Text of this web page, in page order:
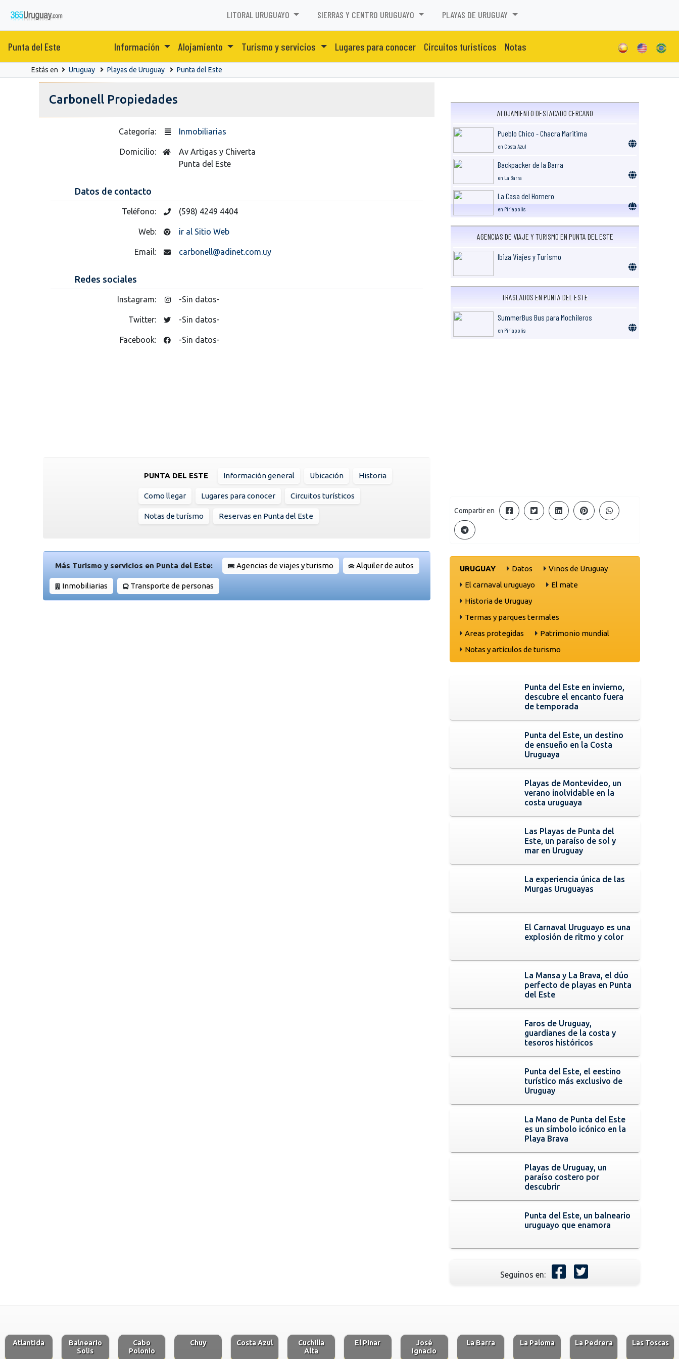
LITORAL URUGUAYO SIERRAS Y CENTRO URUGUAYO PLAYAS DE URUGUAY
Punta del Este Información Alojamiento Turismo y servicios Lugares para conocer Circuitos turisticos Notas
Estás en Uruguay Playas de Uruguay Punta del Este
Carbonell Propiedades
Categoría: Inmobiliarias
Domicilio:
Av Artigas y Chiverta
Punta del Este
Datos de contacto
Teléfono: (598) 4249 4404
Web: ir al Sitio Web
Email: carbonell@adinet.com.uy
Redes sociales
Instagram: -Sin datos-
Twitter: -Sin datos-
Facebook: -Sin datos-
PUNTA DEL ESTE Información general Ubicación Historia
Como llegar Lugares para conocer Circuitos turísticos
Notas de turísmo Reservas en Punta del Este
Más Turismo y servicios en Punta del Este: Agencias de viajes y turismo Alquiler de autos
Inmobiliarias Transporte de personas
ALOJAMIENTO DESTACADO CERCANO
Pueblo Chico - Chacra Maritima
en Costa Azul
Backpacker de la Barra
en La Barra
La Casa del Hornero
en Piriapolis
AGENCIAS DE VIAJE Y TURISMO EN PUNTA DEL ESTE
Ibiza Viajes y Turismo
TRASLADOS EN PUNTA DEL ESTE
SummerBus Bus para Mochileros
en Piriapolis
Compartir en
URUGUAY Datos
Vinos de Uruguay
El carnaval uruguayo
El mate
Historia de Uruguay
Termas y parques termales
Areas protegidas
Patrimonio mundial
Notas y artículos de turismo
Punta del Este en invierno,
descubre el encanto fuera
de temporada
Punta del Este, un destino
de ensueño en la Costa
Uruguaya
Playas de Montevideo, un
verano inolvidable en la
costa uruguaya
Las Playas de Punta del
Este, un paraíso de sol y
mar en Uruguay
La experiencia única de las
Murgas Uruguayas
El Carnaval Uruguayo es una
explosión de ritmo y color
La Mansa y La Brava, el dúo
perfecto de playas en Punta
del Este
Faros de Uruguay,
guardianes de la costa y
tesoros históricos
Punta del Este, el eestino
turístico más exclusivo de
Uruguay
La Mano de Punta del Este
es un símbolo icónico en la
Playa Brava
Playas de Uruguay, un
paraíso costero por
descubrir
Punta del Este, un balneario
uruguayo que enamora
Seguinos en:
Atlantida
Balneario
Solis
Cabo
Polonio
Chuy Costa Azul
Cuchilla
Alta
El Pinar
José
Ignacio
La Barra La Paloma La Pedrera Las Toscas